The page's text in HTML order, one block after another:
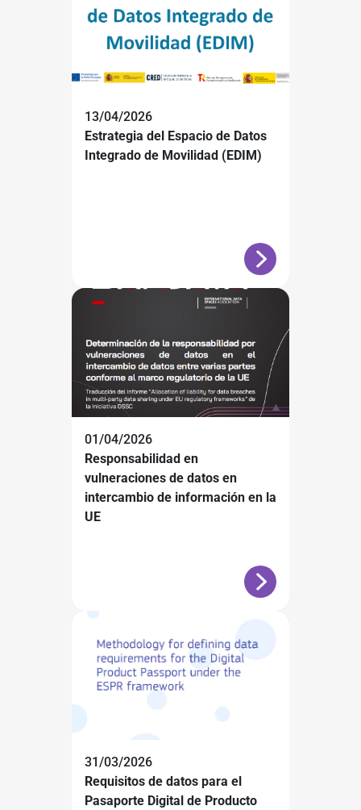
13/04/2026
Estrategia del Espacio de Datos
Integrado de Movilidad (EDIM)
01/04/2026
Responsabilidad en
vulneraciones de datos en
intercambio de información en la
UE
31/03/2026
Requisitos de datos para el
Pasaporte Digital de Producto